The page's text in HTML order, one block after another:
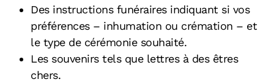
Des instructions funéraires indiquant si vos
préférences – inhumation ou crémation – et
le type de cérémonie souhaité.
Les souvenirs tels que lettres à des êtres
chers.